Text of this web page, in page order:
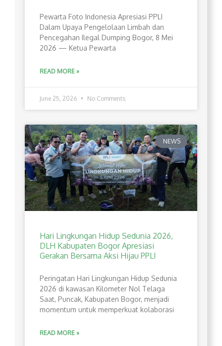
Pewarta Foto Indonesia Apresiasi PPLI
Dalam Upaya Pengelolaan Limbah dan
Pencegahan Ilegal Dumping Bogor, 8 Mei
2026 — Ketua Pewarta
READ MORE »
June 25, 2026 No Comments
NEWS
Hari Lingkungan Hidup Sedunia 2026,
DLH Kabupaten Bogor Apresiasi
Gerakan Bersama Aksi Hijau PPLI
Peringatan Hari Lingkungan Hidup Sedunia
2026 di kawasan Kilometer Nol Telaga
Saat, Puncak, Kabupaten Bogor, menjadi
momentum untuk memperkuat kolaborasi
READ MORE »